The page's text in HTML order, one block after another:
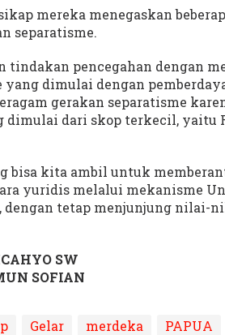
mereka menegaskan
separatisme.
tindakan pencegahan dengan
yang dimulai dengan
gerakan separatisme
dari skop terkecil, yaitu
bisa kita ambil untuk
yuridis melalui mekanisme
tetap menjunjung nilai-
SW
SOFIAN
Gelar merdeka PAPUA